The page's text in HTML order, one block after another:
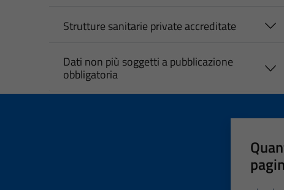
Strutture sanitarie private accreditate
Dati non più soggetti a pubblicazione
obbligatoria